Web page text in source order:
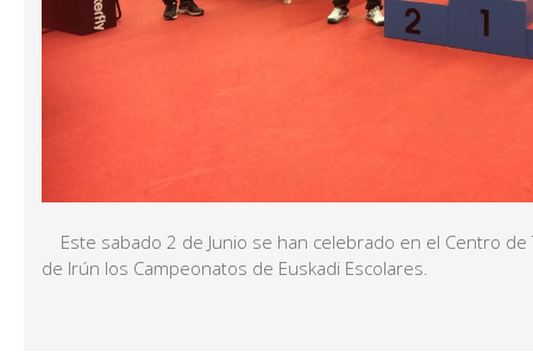
Este sabado 2 de Junio se han celebrado en el Centro de
de Irún los Campeonatos de Euskadi Escolares.